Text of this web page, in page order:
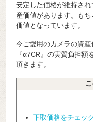
安定した価格が維持さ
産価値があります。も
価値となっています。
今ご愛用のカメラの資産
『α7CR』の実質負担
頂きます。
下取価格をチェック